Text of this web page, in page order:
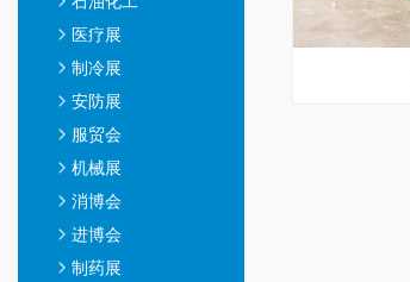
医疗展
制冷展
安防展
服贸会
机械展
消博会
进博会
制药展